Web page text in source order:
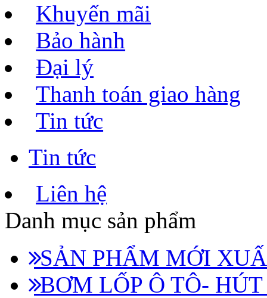
Khuyến mãi
Bảo hành
Đại lý
Thanh toán giao hàng
Tin tức
Tin tức
Liên hệ
Danh mục sản phẩm
SẢN PHẨM MỚI
BƠM LỐP Ô TÔ-